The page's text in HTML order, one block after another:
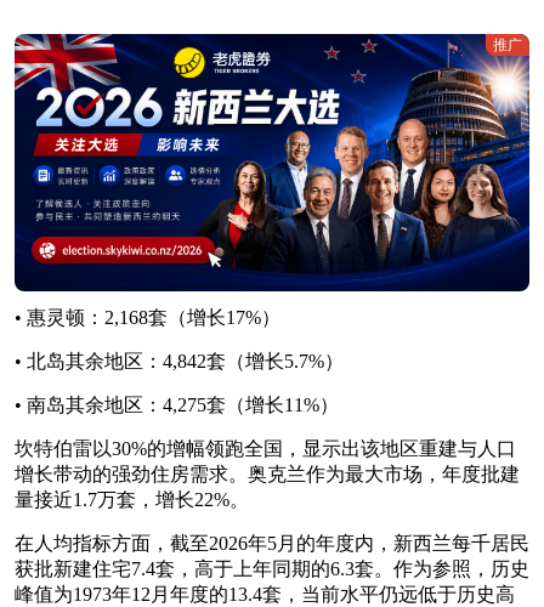
推广
• 惠灵顿：2,168套（增长17%）
• 北岛其余地区：4,842套（增长5.7%）
• 南岛其余地区：4,275套（增长11%）
坎特伯雷以30%的增幅领跑全国，显示出该地区重建与人口
增长带动的强劲住房需求。奥克兰作为最大市场，年度批建
量接近1.7万套，增长22%。
在人均指标方面，截至2026年5月的年度内，新西兰每千居民
获批新建住宅7.4套，高于上年同期的6.3套。作为参照，历史
峰值为1973年12月年度的13.4套，当前水平仍远低于历史高